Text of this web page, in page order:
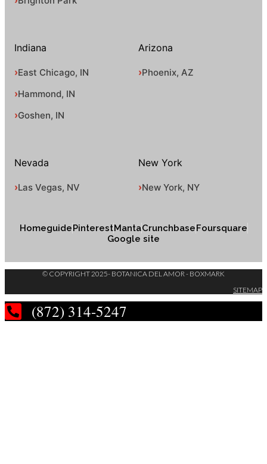
Indiana
East Chicago, IN
Hammond, IN
Goshen, IN
Arizona
Phoenix, AZ
Nevada
Las Vegas, NV
New York
New York, NY
HomeguidePinterestMantaCrunchbaseFoursquare
Google site
© COPYRIGHT 2025- BOTANICA DEL AMOR - BOXMARK
SITEMAP
(872) 314-5247